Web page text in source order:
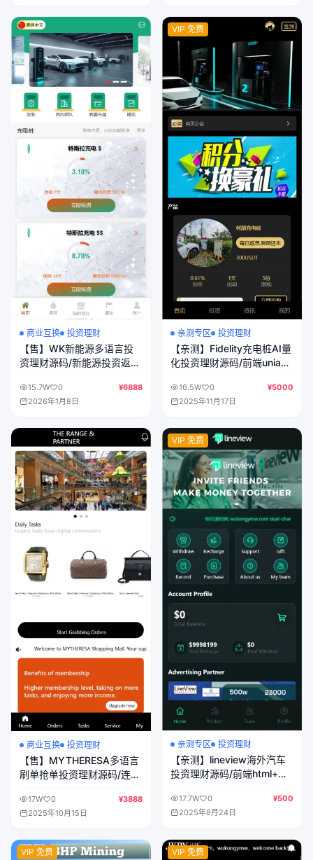
商业互换 投资理财
【售】WK新能源多语言投
资理财源码/新能源投资返利
发电/前端vue纯源码+后端
php
15.7W 0
¥6888
2026年1月8日
VIP 免费
亲测专区 投资理财
【亲测】Fidelity充电桩AI量
化投资理财源码/前端uniapp
16.5W 0
¥5000
2025年11月17日
商业互换 投资理财
【售】MYTHERESA多语言
刷单抢单投资理财源码/连单
纯源码+后端php
17W 0
¥3888
2025年10月15日
VIP 免费
亲测专区 投资理财
【亲测】lineview海外汽车
投资理财源码/前端html+后
17.7W 0
¥500
2025年8月24日
VIP 免费 VIP 免费